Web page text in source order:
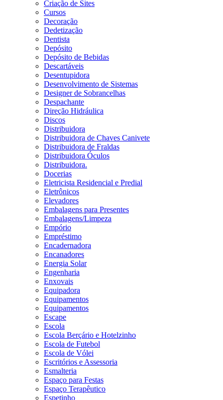
Criação de Sites
Cursos
Decoração
Dedetização
Dentista
Depósito
Depósito de Bebidas
Descartáveis
Desentupidora
Desenvolvimento de Sistemas
Designer de Sobrancelhas
Despachante
Direção Hidráulica
Discos
Distribuidora
Distribuidora de Chaves Canivete
Distribuidora de Fraldas
Distribuidora Óculos
Distribuidora.
Docerias
Eletricista Residencial e Predial
Eletrônicos
Elevadores
Embalagens para Presentes
Embalagens/Limpeza
Empório
Empréstimo
Encadernadora
Encanadores
Energia Solar
Engenharia
Enxovais
Equipadora
Equipamentos
Equipamentos
Escape
Escola
Escola Berçário e Hotelzinho
Escola de Futebol
Escola de Vólei
Escritórios e Assessoria
Esmalteria
Espaço para Festas
Espaço Terapêutico
Espetinho